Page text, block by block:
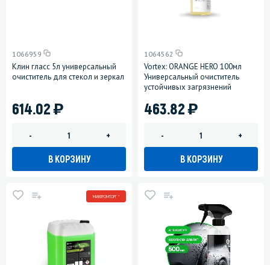
1066959
Клин гласс 5л универсальный
очиститель для стекол и зеркал
614.02)
- +
В КОРЗИНУ
1064562
Vortex: ORANGE HERO 100мл
Универсальный очиститель
устойчивых загрязнений
463.82)
- +
В КОРЗИНУ
МИНПРОМТОРГ *